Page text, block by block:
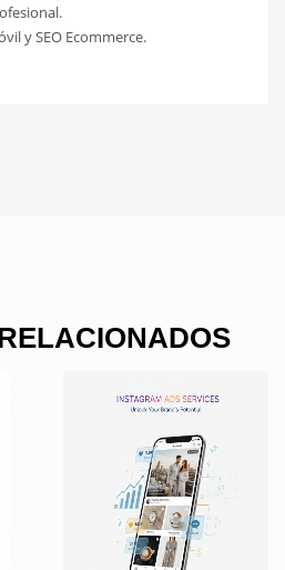
y SEO Ecommerce.